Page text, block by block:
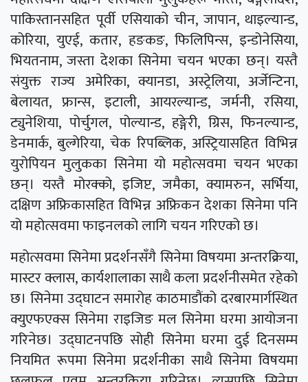
पाकिस्तानसहित पूर्वी एसियाको चीन, जापान, थाइल्यान्ड,
कोरिया, युएई, कतार, हङकङ, फिलिपिन्स, इन्डोनेसिया,
भियतनाम, जस्ता देशका सिनेमा चयन भएका छन्। यस्तै
संयुक्त राज्य अमेरिका, क्यानडा, अस्ट्रेलिया, अर्जेन्टिना,
बेलायत, फ्रान्स, इटाली, आयरल्यान्ड, जर्मनी, रसिया,
ट्युनेशिया, पोर्चुगल, पोल्यान्ड, हङ्गेरी, ग्रिस, फिनल्यान्ड,
डेनमार्क, बुल्गेरिया, चेक रिपब्लिक, अस्ट्रियासहित विभिन्न
युरोपियन मुलुकका सिनेमा यो महोत्सवमा चयन भएका
छन्। यस्तै मोरक्को, इजिप्ट, जमैका, क्यामरुन, सर्भिया,
दक्षिण अफ्रिकासहित विभिन्न अफ्रिकन देशका सिनेमा पनि
यो महोत्सवमा फाइनलको लागि चयन गरिएको छ।
महोत्सवमा सिनेमा प्रदर्शनसँगै सिनेमा विषयमा अन्तरक्रिया,
मास्टर क्लास, कार्यशालाका साथै कला प्रदर्शनीसमेत रहेको
छ। सिनेमा उद्घाटन समारोह काठमाडौंको दरबारमार्गस्थित
क्युएफएक्स सिनेमा राइजिङ मल सिनेमा घरमा आयोजना
गरिनेछ। उद्घाटनपछि सोही सिनेमा घरमा दुई दिनसम्म
नियमित रूपमा सिनेमा प्रदर्शनीका साथै सिनेमा विषयमा